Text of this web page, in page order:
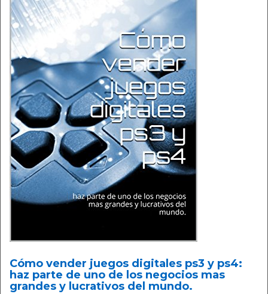
Cómo vender juegos digitales ps3 y ps4:
haz parte de uno de los negocios mas
grandes y lucrativos del mundo.